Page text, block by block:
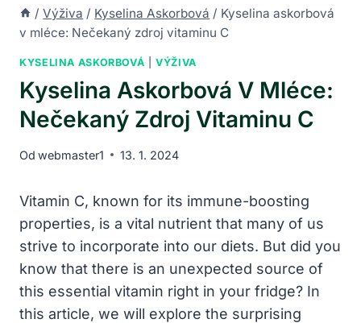
/ Výživa / Kyselina Askorbová / Kyselina askorbová
v mléce: Nečekaný zdroj vitaminu C
KYSELINA ASKORBOVÁ |VÝŽIVA
Kyselina Askorbová V Mléce:
Nečekaný Zdroj Vitaminu C
Od webmaster1 13. 1. 2024
Vitamin C, known for its immune-boosting
properties, is a vital nutrient that many of us
strive to incorporate into our diets. But did you
know that there is an unexpected source of
this essential vitamin right in your fridge? In
this article, we will explore the surprising